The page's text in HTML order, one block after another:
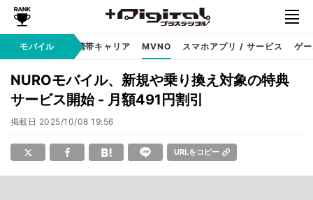
モバイル
Android 携帯キャリア MVNO スマホアプリ / サービス ゲ
NUROモバイル、新規や乗り換え対象の特典
サービス開始 - 月額491円割引
掲載日 2025/10/08 19:56
URLをコピー